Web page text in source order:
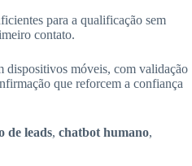
para a qualificação sem
contato.
dispositivos móveis, com validação
que reforcem a confiança
de leads, chatbot humano,